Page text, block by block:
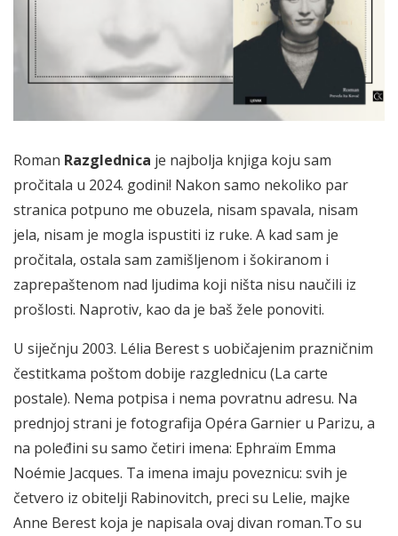
Roman Razglednica je najbolja knjiga koju sam
pročitala u 2024. godini! Nakon samo nekoliko par
stranica potpuno me obuzela, nisam spavala, nisam
jela, nisam je mogla ispustiti iz ruke. A kad sam je
pročitala, ostala sam zamišljenom i šokiranom i
zaprepaštenom nad ljudima koji ništa nisu naučili iz
prošlosti. Naprotiv, kao da je baš žele ponoviti.
U siječnju 2003. Lélia Berest s uobičajenim prazničnim
čestitkama poštom dobije razglednicu (La carte
postale). Nema potpisa i nema povratnu adresu. Na
prednjoj strani je fotografija Opéra Garnier u Parizu, a
na poleđini su samo četiri imena: Ephraïm Emma
Noémie Jacques. Ta imena imaju poveznicu: svih je
četvero iz obitelji Rabinovitch, preci su Lelie, majke
Anne Berest koja je napisala ovaj divan roman.To su